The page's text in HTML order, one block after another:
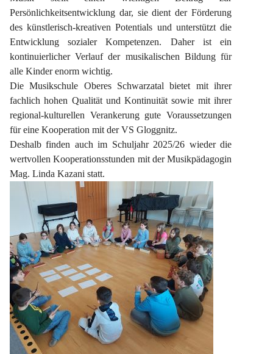
Persönlichkeitsentwicklung dar, sie dient der Förderung
des künstlerisch-kreativen Potentials und unterstützt die
Entwicklung sozialer Kompetenzen. Daher ist ein
kontinuierlicher Verlauf der musikalischen Bildung für
alle Kinder enorm wichtig.
Die Musikschule Oberes Schwarzatal bietet mit ihrer
fachlich hohen Qualität und Kontinuität sowie mit ihrer
regional-kulturellen Verankerung gute Voraussetzungen
für eine Kooperation mit der VS Gloggnitz.
Deshalb finden auch im Schuljahr 2025/26 wieder die
wertvollen Kooperationsstunden mit der Musikpädagogin
Mag. Linda Kazani statt.